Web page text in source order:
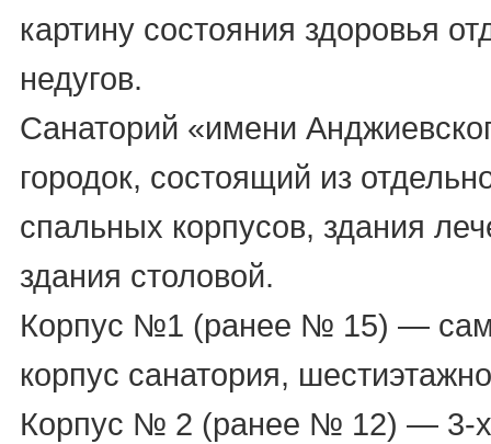
картину состояния здоровья
недугов.
Санаторий «имени
городок, состоящий из
спальных корпусов, здания
здания столовой.
Корпус №1 (ранее № 15) —
корпус санатория,
Корпус № 2 (ранее № 12) — 3-х